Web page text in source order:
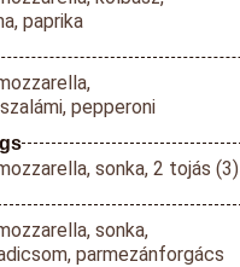
paprika
pepperoni
sonka, 2 tojás (3)
sonka,
parmezánforgács